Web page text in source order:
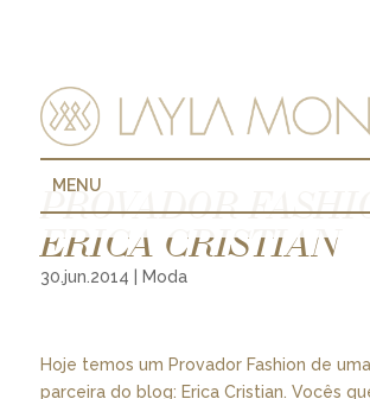
MENU
PROVADOR
ERICA CRISTIAN
30.jun.2014 Moda
Hoje temos um Provador Fashion de
parceira do blog: Erica Cristian. Vocês